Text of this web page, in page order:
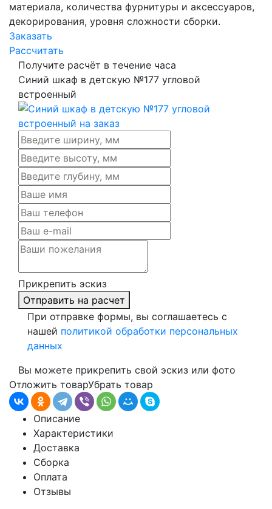
материала, количества фурнитуры и аксессуаров,
декорирования, уровня сложности сборки.
Заказать
Рассчитать
Получите расчёт в течение часа
Синий шкаф в детскую №177 угловой
встроенный
Прикрепить эскиз
Отправить на расчет
При отправке формы, вы соглашаетесь с
нашей политикой обработки персональных
данных
Вы можете прикрепить свой эскиз или фото
Отложить товарУбрать товар
Описание
Характеристики
Доставка
Сборка
Оплата
Отзывы